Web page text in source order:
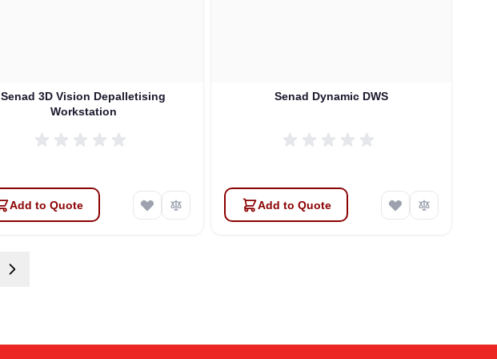
Senad 3D Vision Depalletising
Workstation
Add to Quote
Senad Dynamic DWS
Add to Quote